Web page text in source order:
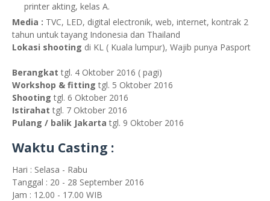
printer akting, kelas A.
Media : TVC, LED, digital electronik, web, internet, kontrak 2
tahun untuk tayang Indonesia dan Thailand
Lokasi shooting di KL ( Kuala lumpur), Wajib punya Pasport
Berangkat tgl. 4 Oktober 2016 ( pagi)
Workshop & fitting tgl. 5 Oktober 2016
Shooting tgl. 6 Oktober 2016
Istirahat tgl. 7 Oktober 2016
Pulang / balik Jakarta tgl. 9 Oktober 2016
Waktu Casting :
Hari : Selasa - Rabu
Tanggal : 20 - 28 September 2016
Jam : 12.00 - 17.00 WIB